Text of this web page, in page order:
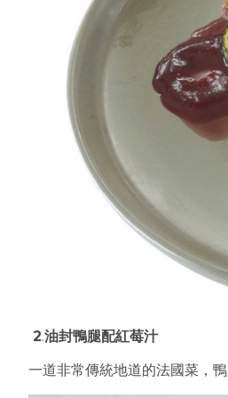
2.油封鴨腿配紅莓汁
一道非常傳統地道的法國菜，